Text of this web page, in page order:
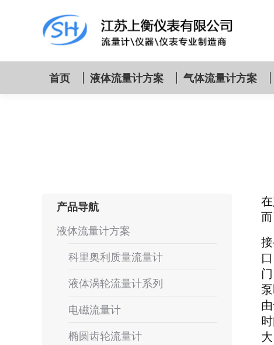
首页 液体流量计方案 气体流量计方案
在
产品导航
液体流量计方案
科里奥利质量流量计
液体涡轮流量计系列
电磁流量计
椭圆齿轮流量计